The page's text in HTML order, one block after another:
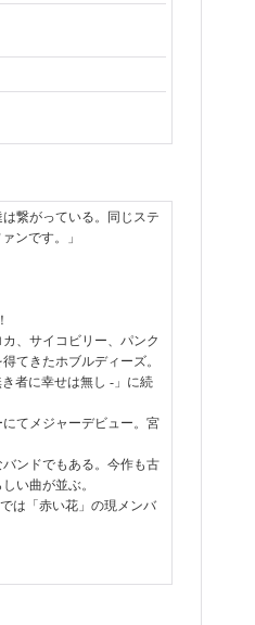
繋がっている。同じステ
ンです。」
、サイコビリー、パンク
てきたホブルディーズ。
者に幸せは無し -」に続
てメジャーデビュー。宮
ンドでもある。今作も古
い曲が並ぶ。
は「赤い花」の現メンバ